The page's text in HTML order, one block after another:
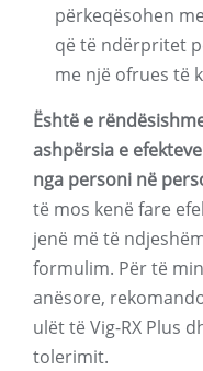
përkeqësohen
që të ndërpritet
me një ofrues të
Është e
ashpërsia e
nga personi në
të mos kenë fare
jenë më të
formulim. Për të
anësore,
ulët të Vig-RX Plus
tolerimit.